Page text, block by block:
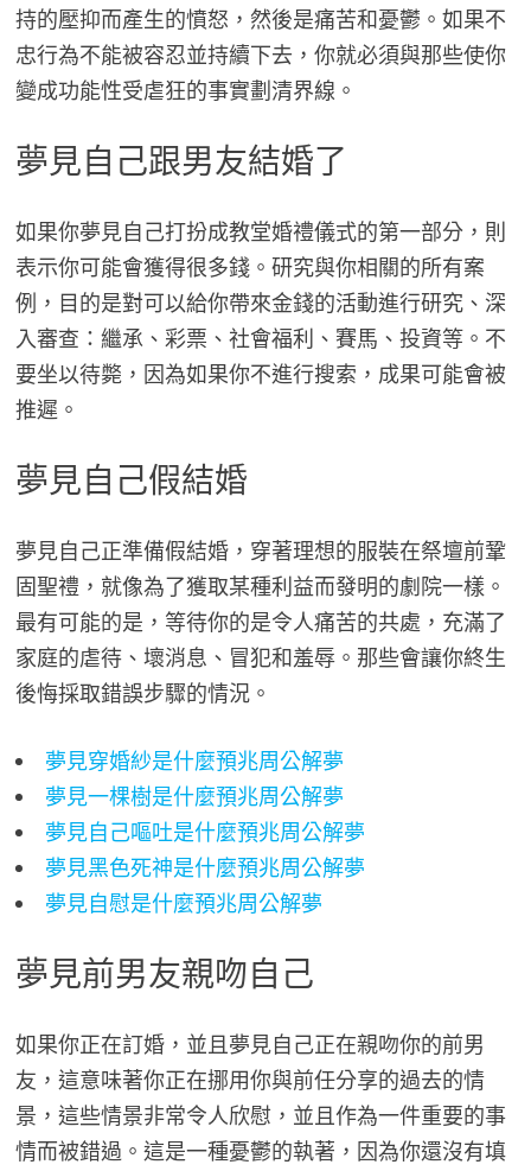
持的壓抑而產生的憤怒，然後是痛苦和憂鬱。如果不
忠行為不能被容忍並持續下去，你就必須與那些使你
變成功能性受虐狂的事實劃清界線。
夢見自己跟男友結婚了
如果你夢見自己打扮成教堂婚禮儀式的第一部分，則
表示你可能會獲得很多錢。研究與你相關的所有案
例，目的是對可以給你帶來金錢的活動進行研究、深
入審查：繼承、彩票、社會福利、賽馬、投資等。不
要坐以待斃，因為如果你不進行搜索，成果可能會被
推遲。
夢見自己假結婚
夢見自己正準備假結婚，穿著理想的服裝在祭壇前鞏
固聖禮，就像為了獲取某種利益而發明的劇院一樣。
最有可能的是，等待你的是令人痛苦的共處，充滿了
家庭的虐待、壞消息、冒犯和羞辱。那些會讓你終生
後悔採取錯誤步驟的情況。
夢見穿婚紗是什麼預兆周公解夢
夢見一棵樹是什麼預兆周公解夢
夢見自己嘔吐是什麼預兆周公解夢
夢見黑色死神是什麼預兆周公解夢
夢見自慰是什麼預兆周公解夢
夢見前男友親吻自己
如果你正在訂婚，並且夢見自己正在親吻你的前男
友，這意味著你正在挪用你與前任分享的過去的情
景，這些情景非常令人欣慰，並且作為一件重要的事
情而被錯過。這是一種憂鬱的執著，因為你還沒有填